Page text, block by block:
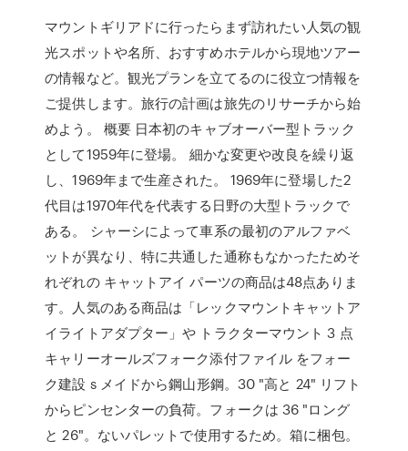
マウントギリアドに行ったらまず訪れたい人気の観
光スポットや名所、おすすめホテルから現地ツアー
の情報など。観光プランを立てるのに役立つ情報を
ご提供します。旅行の計画は旅先のリサーチから始
めよう。 概要 日本初のキャブオーバー型トラック
として1959年に登場。 細かな変更や改良を繰り返
し、1969年まで生産された。 1969年に登場した2
代目は1970年代を代表する日野の大型トラックで
ある。 シャーシによって車系の最初のアルファベ
ットが異なり、特に共通した通称もなかったためそ
れぞれの キャットアイ パーツの商品は48点ありま
す。人気のある商品は「レックマウントキャットア
イライトアダプター」や トラクターマウント 3 点
キャリーオールズフォーク添付ファイル をフォー
ク建設 s メイドから鋼山形鋼。30 "高と 24" リフト
からピンセンターの負荷。フォークは 36 "ロング
と 26"。ないパレットで使用するため。箱に梱包。